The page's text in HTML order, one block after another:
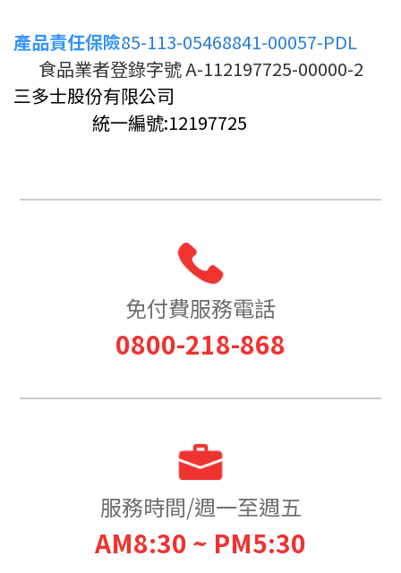
產品責任保險85-113-05468841-00057-PDL
食品業者登錄字號 A-112197725-00000-2
三多士股份有限公司
統一編號:12197725
免付費服務電話
0800-218-868
服務時間/週一至週五
AM8:30 ~ PM5:30